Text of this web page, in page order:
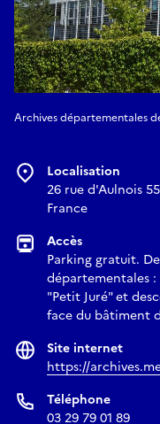
Archives départementales
Localisation
26 rue d'Aulnois
France
Accès
Parking gratuit.
départementales
"Petit Juré" et
face du bâtiment
Site internet
https://
Téléphone
03 29 79 01 89